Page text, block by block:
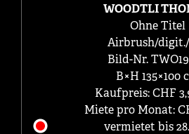
WOODTLI
Ohne Titel
Airbrush/
Bild-Nr.
B×H 135×100
Kaufpreis: CHF
Miete pro Monat:
vermietet bis